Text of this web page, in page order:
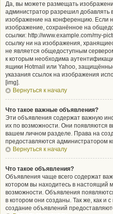
Да, вы можете размещать
администратор разрешил добавлять
изображение на конференцию. Если
изображение, сохранённое на
ссылки: http://www.example.com/my-
ссылку ни на изображения,
не является общедоступным
к которым необходима
ящики Hotmail или Yahoo,
указания ссылок на изображения
[img].
Вернуться к началу
Что такое важные объявления?
Эти объявления содержат важную
их по возможности. Они появляются
вашем личном разделе. Права на
предоставляются администратором
Вернуться к началу
Что такое объявления?
Объявления чаще всего содержат
котором вы находитесь в настоящий
возможности. Объявления
в котором они созданы. Так же, как и
создание объявлений